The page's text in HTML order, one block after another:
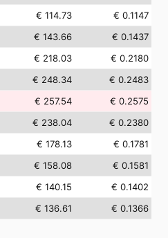
€ 114.73
€ 0.1147
€ 143.66
€ 0.1437
€ 218.03
€ 0.2180
€ 248.34
€ 0.2483
€ 257.54
€ 0.2575
€ 238.04
€ 0.2380
€ 178.13
€ 0.1781
€ 158.08
€ 0.1581
€ 140.15
€ 0.1402
€ 136.61 € 0.1366